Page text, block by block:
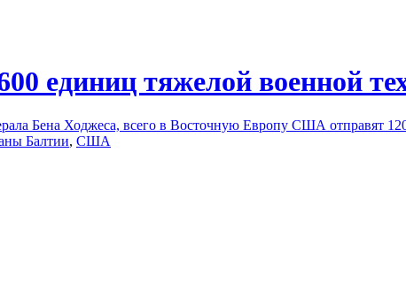
единиц тяжелой военной
Бена Ходжеса, всего в Восточную Европу США отправят
Балтии, США